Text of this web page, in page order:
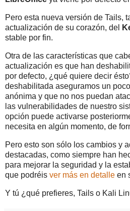
Pero esta nueva versión de Tails,
actualización de su corazón, del
stable por fin.
Otra de las características que
actualización es que han
por defecto, ¿qué quiere decir
deshabilitada aseguramos un
anónima y que no nos puedan
las vulnerabilidades de nuestro
opción puede activarse
necesita en algún momento, de
Pero esto son sólo los cambios y
destacadas, como siempre han
para mejorar la seguridad y la
que podréis ver más en detalle en
Y tú ¿qué prefieres, Tails o Kali